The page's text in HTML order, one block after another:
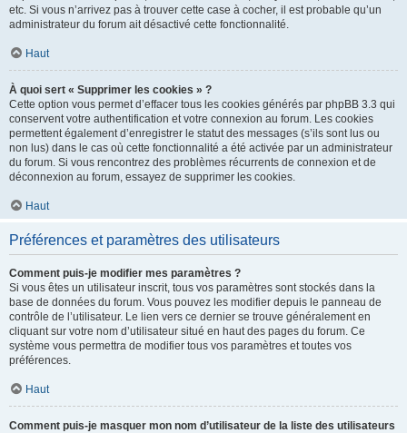
etc. Si vous n’arrivez pas à trouver cette case à cocher, il est probable qu’un
administrateur du forum ait désactivé cette fonctionnalité.
Haut
À quoi sert « Supprimer les cookies » ?
Cette option vous permet d’effacer tous les cookies générés par phpBB 3.3 qui
conservent votre authentification et votre connexion au forum. Les cookies
permettent également d’enregistrer le statut des messages (s’ils sont lus ou
non lus) dans le cas où cette fonctionnalité a été activée par un administrateur
du forum. Si vous rencontrez des problèmes récurrents de connexion et de
déconnexion au forum, essayez de supprimer les cookies.
Haut
Préférences et paramètres des utilisateurs
Comment puis-je modifier mes paramètres ?
Si vous êtes un utilisateur inscrit, tous vos paramètres sont stockés dans la
base de données du forum. Vous pouvez les modifier depuis le panneau de
contrôle de l’utilisateur. Le lien vers ce dernier se trouve généralement en
cliquant sur votre nom d’utilisateur situé en haut des pages du forum. Ce
système vous permettra de modifier tous vos paramètres et toutes vos
préférences.
Haut
Comment puis-je masquer mon nom d’utilisateur de la liste des utilisateurs